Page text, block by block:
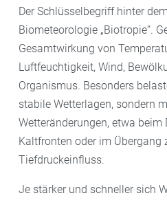
Der Schlüsselbegriff hinter
Biometeorologie „Biotropie“.
Gesamtwirkung von
Luftfeuchtigkeit, Wind,
Organismus. Besonders
stabile Wetterlagen, sondern
Wetteränderungen, etwa
Kaltfronten oder im Übergang
Tiefdruckeinfluss.
Je stärker und schneller sich